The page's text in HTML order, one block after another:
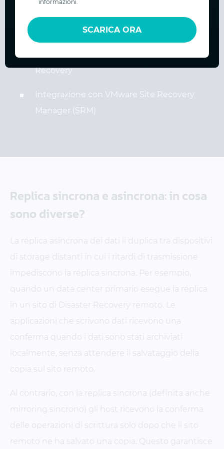
Recovery
Integrazione con VMware Site Recovery
Manager (SRM)
Replica sincrona e asincrona: in cosa
sono diverse?
La replica asincrona dei dati li duplica tra dispositivi
di storage distanti in cui i ritardi di trasmissione
impediscono la replica sincrona. Per esempio,
quando un data center primario esegue la replica
in un sito di Disaster Recovery remoto. Le
applicazioni che scrivono dati ricevono una
conferma quando i dati sono stati archiviati
localmente, senza attendere il salvataggio della
copia sul sito remoto.
Al contrario, con la replica sincrona (definita anche
mirroring sincrono) gli host ricevono la conferma
delle operazioni di scrittura solo dopo che il sito
remoto ne ha salvato una copia. Questo garantisce
informazioni.
SCARICA ORA